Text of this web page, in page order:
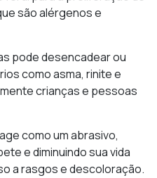
são alérgenos e
pode desencadear ou
como asma, rinite e
crianças e pessoas
como um abrasivo,
e diminuindo sua vida
a rasgos e descoloração.